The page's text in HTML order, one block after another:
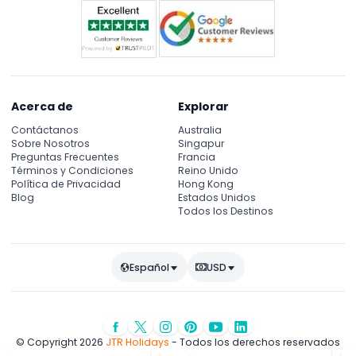
Acerca de
Contáctanos
Sobre Nosotros
Preguntas Frecuentes
Términos y Condiciones
Política de Privacidad
Blog
Explorar
Australia
Singapur
Francia
Reino Unido
Hong Kong
Estados Unidos
Todos los Destinos
Español USD
© Copyright 2026 JTR Holidays - Todos los derechos reservados